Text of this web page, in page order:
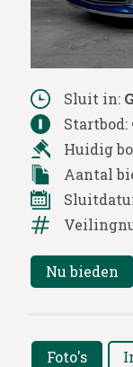
Sluit in:
Startbod:
Huidig
Aantal
Nu bieden
Foto's